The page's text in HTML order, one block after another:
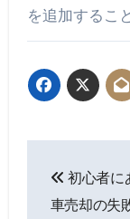
を追加するこ
稿
初心者に
車売却の失